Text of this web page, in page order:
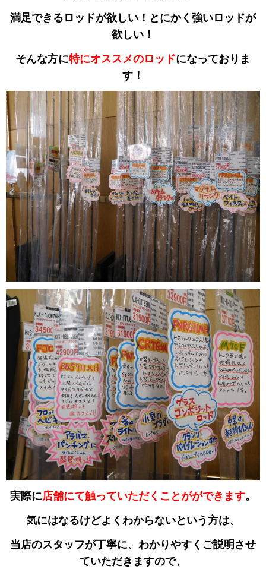
満足できるロッドが欲しい！とにかく強いロッドが
欲しい！
そんな方に特にオススメのロッドになっておりま
す！
実際に店舗にて触っていただくことがができます。
気にはなるけどよくわからないという方は、
当店のスタッフが丁寧に、わかりやすくご説明させ
ていただきますので、